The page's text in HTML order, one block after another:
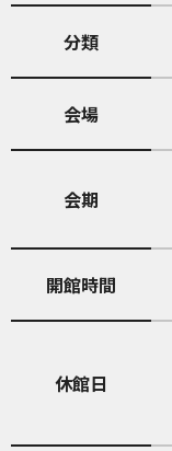
分類
会場
会期
開館時間
休館日